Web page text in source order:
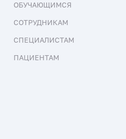
ОБУЧАЮЩИМСЯ
СОТРУДНИКАМ
СПЕЦИАЛИСТАМ
ПАЦИЕНТАМ